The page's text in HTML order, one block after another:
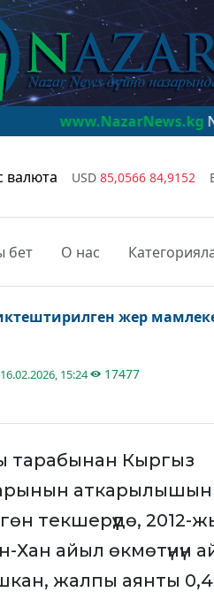
NazarNews -
валюта USD 85,0566 84,9152
бет О нас
жер
15:24
17477
тарабынан Кыргыз
текшерүүдө, 2012-
айыл өкмөтүнүн
жалпы аянты